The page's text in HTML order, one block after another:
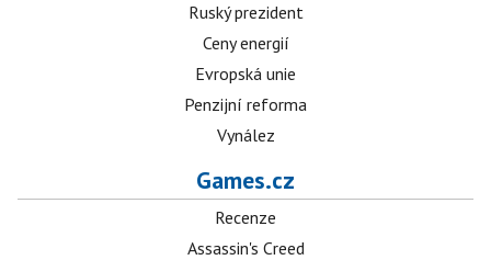
Ruský prezident
Ceny energií
Evropská unie
Penzijní reforma
Vynález
Games.cz
Recenze
Assassin's Creed